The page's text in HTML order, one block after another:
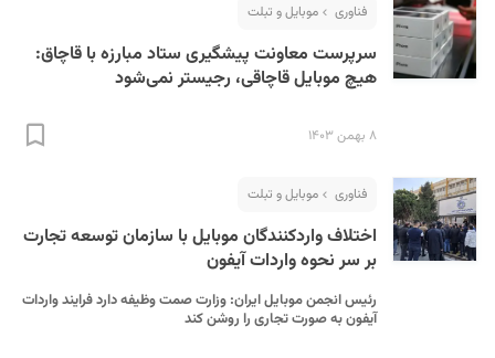
فناوری موبایل و تبلت
سرپرست معاونت پیشگیری ستاد مبارزه با قاچاق:
هیچ موبایل قاچاقی، رجیستر نمی‌شود
۸ بهمن ۱۴۰۳
فناوری موبایل و تبلت
اختلاف واردکنندگان موبایل با سازمان توسعه تجارت
بر سر نحوه واردات آیفون
رئیس انجمن موبایل ایران: وزارت صمت وظیفه دارد فرایند واردات
آیفون به صورت تجاری را روشن کند